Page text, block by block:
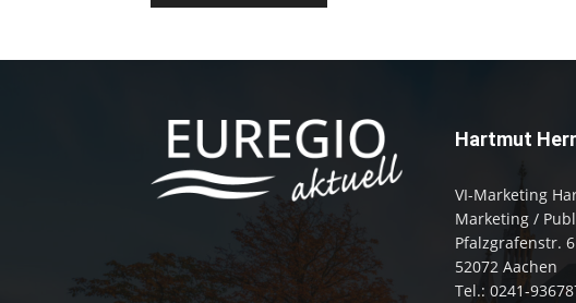
Hartmut
VI-Marketing
Marketing /
Pfalzgrafenstr.
52072 Aachen
Tel.: 0241-